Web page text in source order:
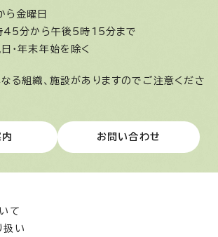
ら金曜日
45分から午後5時15分まで
・年末年始を除く
る組織、施設がありますのでご注意くださ
お問い合わせ
て
扱い